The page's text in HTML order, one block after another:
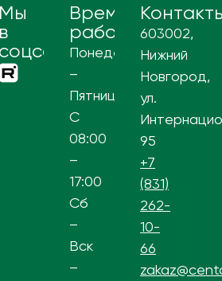
Мы
в
соцсетях
Время
работы
Понедельник
–
Пятница
С
08:00
–
17:00
Сб
–
Вск
–
603002,
Нижний
Новгород,
ул.
95
+7
(831)
262-
10-
66